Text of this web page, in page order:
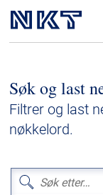
Kabelservice
Lavspenning
Søk og last
Filtrer og last
nøkkelord.